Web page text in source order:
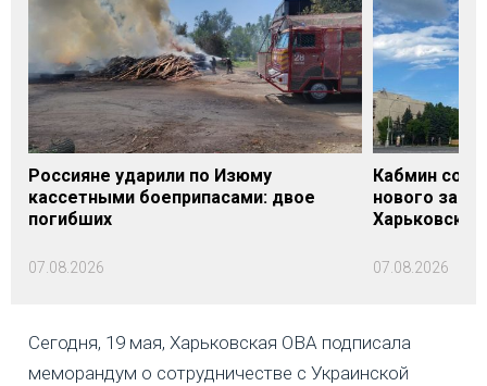
Россияне ударили по Изюму
кассетными боеприпасами: двое
погибших
07.08.2026
Кабмин
нового
07.08.2026
Сегодня, 19 мая, Харьковская ОВА подписала
меморандум о сотрудничестве с Украинской